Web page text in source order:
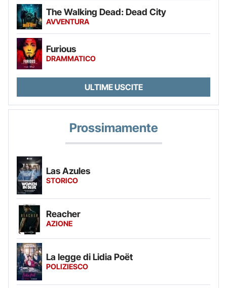
The Walking Dead: Dead City
AVVENTURA
Furious
DRAMMATICO
ULTIME USCITE
Prossimamente
Las Azules
STORICO
Reacher
AZIONE
La legge di Lidia Poët
POLIZIESCO